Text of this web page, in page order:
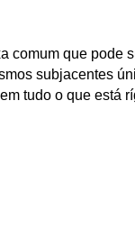
comum que pode
subjacentes
tudo o que está